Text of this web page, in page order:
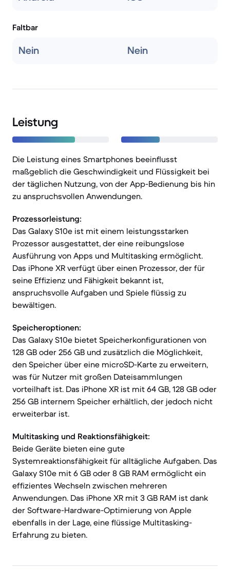
Faltbar
Nein Nein
Leistung
Die Leistung eines Smartphones beeinflusst
maßgeblich die Geschwindigkeit und Flüssigkeit bei
der täglichen Nutzung, von der App-Bedienung bis hin
zu anspruchsvollen Anwendungen.
Prozessorleistung:
Das Galaxy S10e ist mit einem leistungsstarken
Prozessor ausgestattet, der eine reibungslose
Ausführung von Apps und Multitasking ermöglicht.
Das iPhone XR verfügt über einen Prozessor, der für
seine Effizienz und Fähigkeit bekannt ist,
anspruchsvolle Aufgaben und Spiele flüssig zu
bewältigen.
Speicheroptionen:
Das Galaxy S10e bietet Speicherkonfigurationen von
128 GB oder 256 GB und zusätzlich die Möglichkeit,
den Speicher über eine microSD-Karte zu erweitern,
was für Nutzer mit großen Dateisammlungen
vorteilhaft ist. Das iPhone XR ist mit 64 GB, 128 GB oder
256 GB internem Speicher erhältlich, der jedoch nicht
erweiterbar ist.
Multitasking und Reaktionsfähigkeit:
Beide Geräte bieten eine gute
Systemreaktionsfähigkeit für alltägliche Aufgaben. Das
Galaxy S10e mit 6 GB oder 8 GB RAM ermöglicht ein
effizientes Wechseln zwischen mehreren
Anwendungen. Das iPhone XR mit 3 GB RAM ist dank
der Software-Hardware-Optimierung von Apple
ebenfalls in der Lage, eine flüssige Multitasking-
Erfahrung zu bieten.